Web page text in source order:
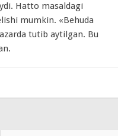
Hatto masaldagi
mumkin. «Behuda
tutib aytilgan. Bu